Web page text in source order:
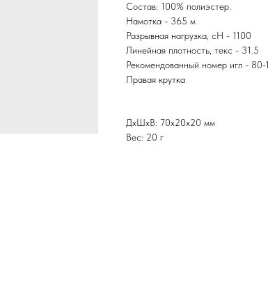
Состав: 100% полиэстер.
Намотка - 365 м
Разрывная нагрузка, сН - 1100
Линейная плотность, текс - 31.5
Рекомендованный номер игл - 80-
Правая крутка
ДxШxВ: 70x20x20 мм
Вес: 20 г